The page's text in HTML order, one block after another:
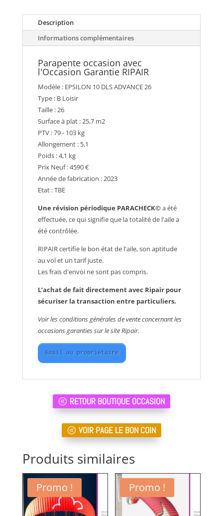
Description
Informations complémentaires
Parapente occasion avec
l'Occasion Garantie RIPAIR
Modèle : EPSILON 10 DLS ADVANCE 26
Type : B Loisir
Taille : 26
Surface à plat : 25,7 m2
PTV : 79 - 103 kg
Allongement : 5,1
Poids : 4,1 kg
Prix Neuf : 4590 €
Année de fabrication : 2023
Etat : TBE
Une révision périodique PARACHECK©a été
effectuée, ce qui signifie que la totalité de l'aile a
été contrôlée.
RIPAIR certifie le bon état de l'aile, son aptitude
au vol et un tarif juste.
Les frais d'envoi ne sont pas compris.
L’achat de fait directement avec Ripair pour
sécuriser la transaction entre particuliers.
Voir les conditions générales de vente concernant les
occasions garanties sur le site Ripair.
Email au propriétaire
RETOUR BOUTIQUE OCCASION
VOIR PAGE LE BON COIN
Produits similaires
Promo ! Promo !